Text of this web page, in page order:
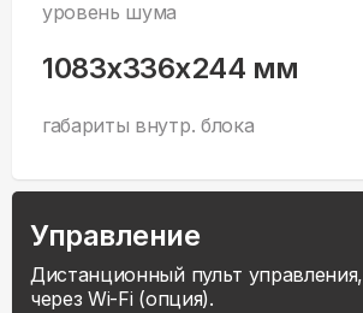
уровень шума
1083x336x244 мм
габариты внутр. блока
Управление
Дистанционный пульт управления,
через Wi-Fi (опция).